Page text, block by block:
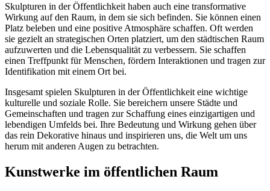
Skulpturen in der Öffentlichkeit haben auch eine transformative
Wirkung auf den Raum, in dem sie sich befinden. Sie können einen
Platz beleben und eine positive Atmosphäre schaffen. Oft werden
sie gezielt an strategischen Orten platziert, um den städtischen Raum
aufzuwerten und die Lebensqualität zu verbessern. Sie schaffen
einen Treffpunkt für Menschen, fördern Interaktionen und tragen zur
Identifikation mit einem Ort bei.
Insgesamt spielen Skulpturen in der Öffentlichkeit eine wichtige
kulturelle und soziale Rolle. Sie bereichern unsere Städte und
Gemeinschaften und tragen zur Schaffung eines einzigartigen und
lebendigen Umfelds bei. Ihre Bedeutung und Wirkung gehen über
das rein Dekorative hinaus und inspirieren uns, die Welt um uns
herum mit anderen Augen zu betrachten.
Kunstwerke im öffentlichen Raum